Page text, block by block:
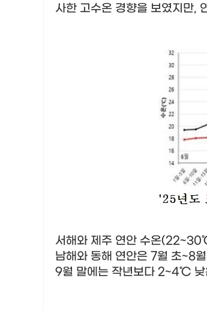
사한 고수온 경향을 보였지만,
서해와 제주 연안 수온(22~30
남해와 동해 연안은 7월 초~8
9월 말에는 작년보다 2~4℃